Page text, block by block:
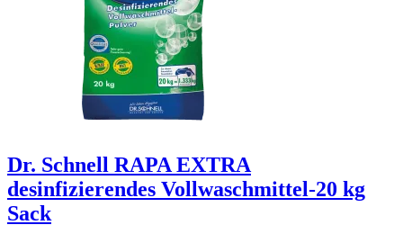
Dr. Schnell RAPA EXTRA
desinfizierendes Vollwaschmittel-20 kg
Sack